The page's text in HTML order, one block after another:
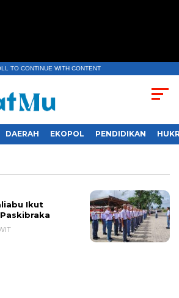
TO CONTINUE WITH CONTENT
DAERAH EKOPOL PENDIDIKAN
Ikut